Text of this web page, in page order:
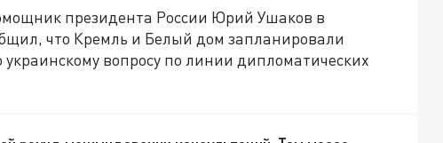
президента России Юрий Ушаков в
что Кремль и Белый дом запланировали
вопросу по линии дипломатических